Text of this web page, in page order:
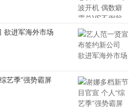
欲进军海外市场
艺季”强势霸屏